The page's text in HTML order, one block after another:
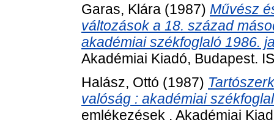
Garas, Klára (1987) Művész
változások a 18. század
akadémiai székfoglaló 1986.
Akadémiai Kiadó, Budapest.
Halász, Ottó (1987)
valóság : akadémiai
emlékezések . Akadémiai